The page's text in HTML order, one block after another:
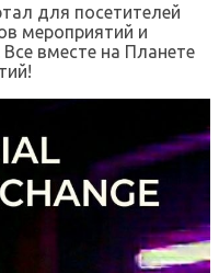
для посетителей
мероприятий и
вместе на Планете